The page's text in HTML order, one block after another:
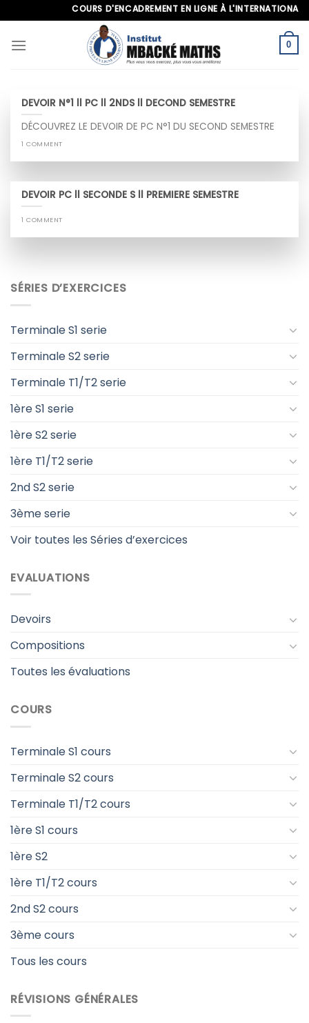
to
content
COURS D'ENCADREMENT EN LIGNE À L'INTERNATIONAL,
0
SÉRIES D’EXERCICES
Terminale S1 serie
Terminale S2 serie
Terminale T1/T2 serie
1ère S1 serie
1ère S2 serie
1ère T1/T2 serie
2nd S2 serie
3ème serie
Voir toutes les Séries d’exercices
EVALUATIONS
Devoirs
Compositions
Toutes les évaluations
COURS
Terminale S1 cours
Terminale S2 cours
Terminale T1/T2 cours
1ère S1 cours
1ère S2
1ère T1/T2 cours
2nd S2 cours
3ème cours
Tous les cours
RÉVISIONS GÉNÉRALES
DEVOIR N°1 ll PC ll 2NDS ll DECOND SEMESTRE
DÉCOUVREZ LE DEVOIR DE PC N°1 DU SECOND SEMESTRE
1 COMMENT
DEVOIR PC ll SECONDE S ll PREMIERE SEMESTRE
1 COMMENT